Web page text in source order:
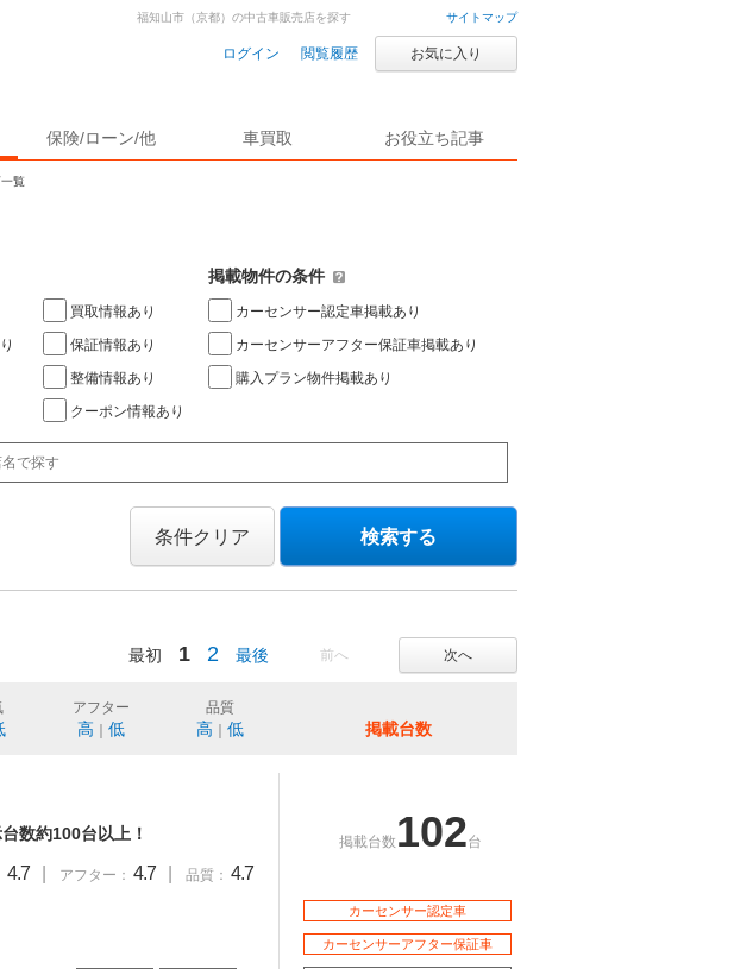
サイトマップ
ログイン 閲覧履歴 お気に入り
保険/ローン/他 車買取 お役立ち記事
覧
福知山市（京都）の中古車販売店を探す
買取情報あり
保証情報あり
整備情報あり
クーポン情報あり
掲載物件の条件
カーセンサー認定車掲載あり
カーセンサーアフター保証車掲載あり
購入プラン物件掲載あり
条件クリア 検索する
前へ 次へ
最初 1 2 最後
アフター
高 低
品質
高 低 掲載台数
数約100台以上！
4.7 アフター： 4.7 品質： 4.7
掲載台数 102台
カーセンサー認定車
カーセンサーアフター保証車